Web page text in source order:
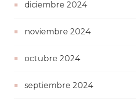
diciembre 2024
noviembre 2024
octubre 2024
septiembre 2024